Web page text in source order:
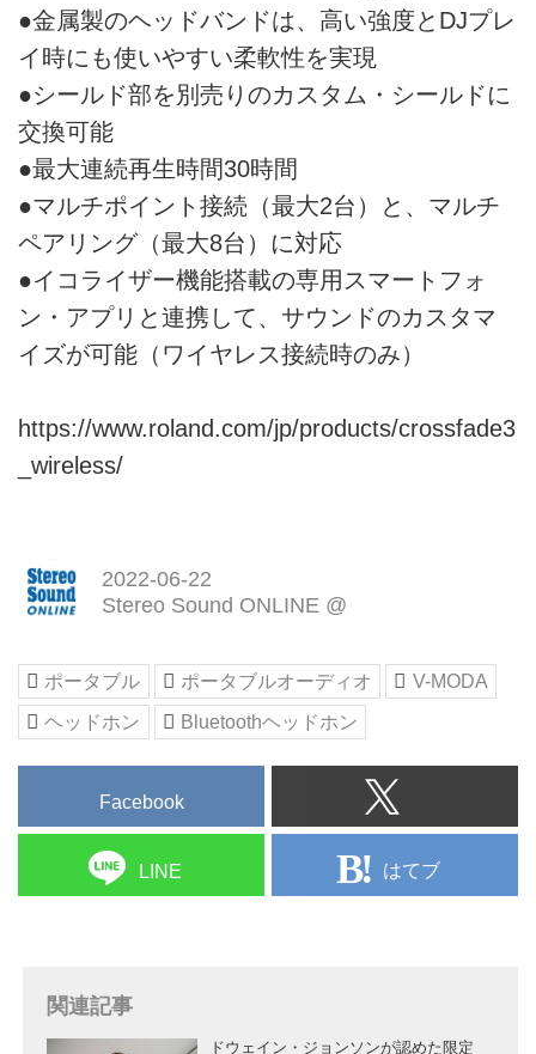
●金属製のヘッドバンドは、高い強度とDJプレ
イ時にも使いやすい柔軟性を実現
●シールド部を別売りのカスタム・シールドに
交換可能
●最大連続再生時間30時間
●マルチポイント接続（最大2台）と、マルチ
ペアリング（最大8台）に対応
●イコライザー機能搭載の専用スマートフォ
ン・アプリと連携して、サウンドのカスタマ
イズが可能（ワイヤレス接続時のみ）
https://www.roland.com/jp/products/crossfade3
_wireless/
2022-06-22
Stereo Sound ONLINE @
ポータブル ポータブルオーディオ
V-MODA
ヘッドホン
Bluetoothヘッドホン
Facebook
LINE はてブ
関連記事
ドウェイン・ジョンソンが認めた限定